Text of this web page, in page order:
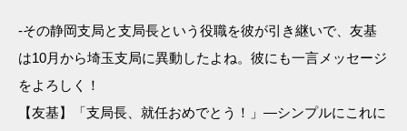
-その静岡支局と支局長という役職を彼が引き継いで、友基
は10月から埼玉支局に異動したよね。彼にも一言メッセージ
をよろしく！
【友基】「支局長、就任おめでとう！」―シンプルにこれに